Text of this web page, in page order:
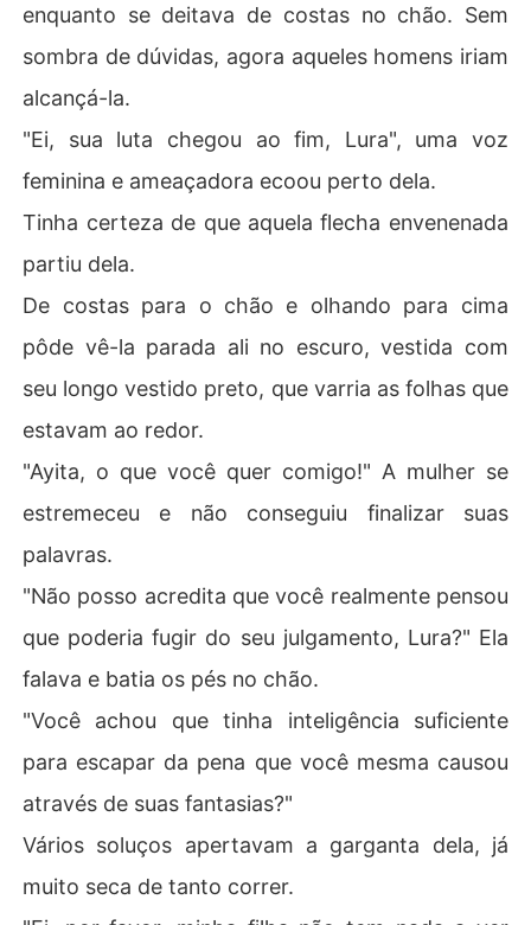
enquanto se deitava de costas no chão. Sem
sombra de dúvidas, agora aqueles homens iriam
alcançá-la.
"Ei, sua luta chegou ao fim, Lura", uma voz
feminina e ameaçadora ecoou perto dela.
Tinha certeza de que aquela flecha envenenada
partiu dela.
De costas para o chão e olhando para cima
pôde vê-la parada ali no escuro, vestida com
seu longo vestido preto, que varria as folhas que
estavam ao redor.
"Ayita, o que você quer comigo!" A mulher se
estremeceu e não conseguiu finalizar suas
palavras.
"Não posso acredita que você realmente pensou
que poderia fugir do seu julgamento, Lura?" Ela
falava e batia os pés no chão.
"Você achou que tinha inteligência suficiente
para escapar da pena que você mesma causou
através de suas fantasias?"
Vários soluços apertavam a garganta dela, já
muito seca de tanto correr.